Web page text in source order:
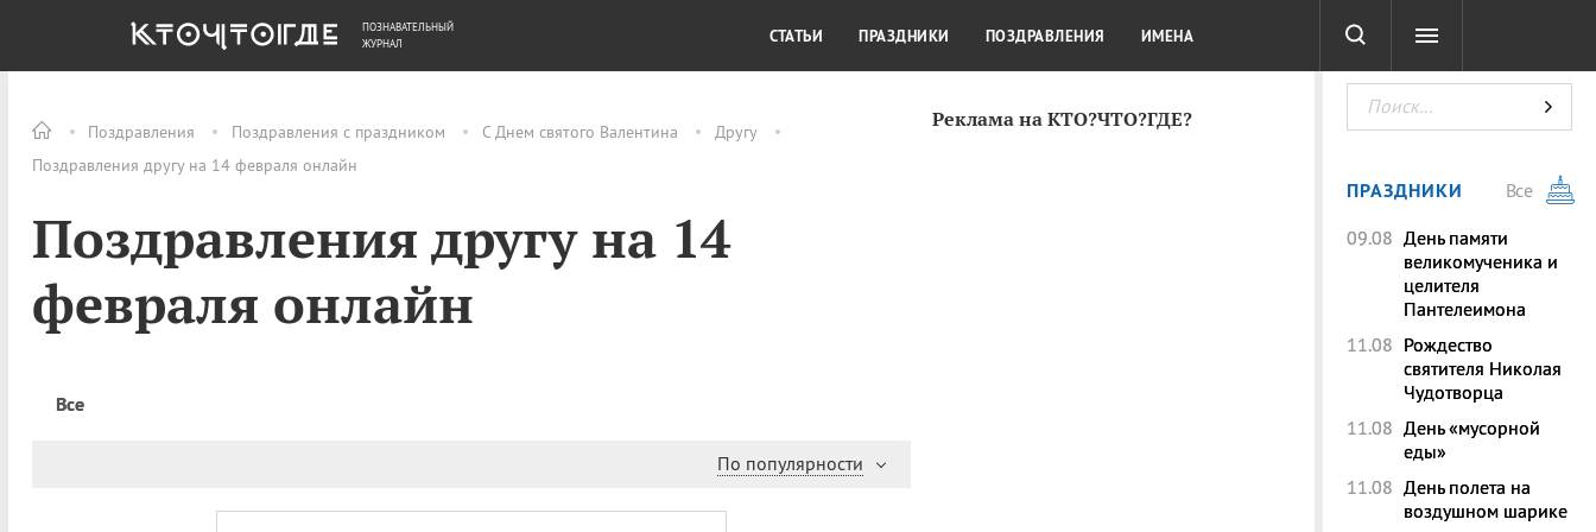
Поздравления Поздравления с праздником С Днем святого Валентина
Другу
Поздравления другу на 14 февраля онлайн
Поздравления другу на 14
февраля онлайн
Все
По популярности
Реклама на КТО?ЧТО?ГДЕ?
ОБЩЕСТВО ДЕНЬГИ КУЛЬТУРА КРАСОТА ТЕСТЫ
ПОЗНАВАТЕЛЬНЫЙ
ЖУРНАЛ
СТАТЬИ ПРАЗДНИКИ ПОЗДРАВЛЕНИЯ ИМЕНА
ПРАЗДНИКИ
Все
09.08 День памяти
великомученика и
целителя
Пантелеимона
11.08 Рождество
святителя Николая
Чудотворца
11.08 День «мусорной
еды»
11.08 День полета на
воздушном шарике